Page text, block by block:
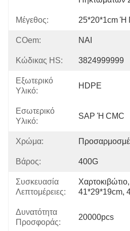
Μέγεθος: 25*20*1cm Ή
COem: ΝΑΙ
Κώδικας HS: 3824999999
Εξωτερικό
Υλικό:
HDPE
Εσωτερικό
Υλικό:
SAP Ή CMC
Χρώμα:
Βάρος: 400G
Συσκευασία
Λεπτομέρειες:
41*29*19cm,
Δυνατότητα
Προσφοράς:
20000pcs